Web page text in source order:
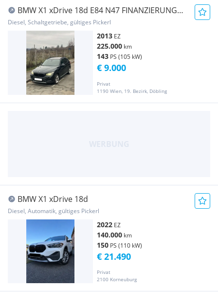
BMW X1 xDrive 18d E84 N47 FINANZIERUNG
MÖGLICH!!!
Diesel, Schaltgetriebe, gültiges Pickerl
2013 EZ
225.000 km
143 PS (105 kW)
Privat
1190 Wien, 19. Bezirk, Döbling
€ 9.000
BMW X1 xDrive 18d
Diesel, Automatik, gültiges Pickerl
2022 EZ
140.000 km
150 PS (110 kW)
Privat
2100 Korneuburg
€ 21.490